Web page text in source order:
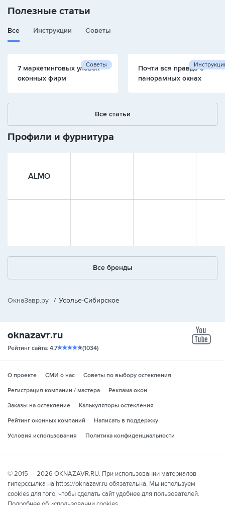
Полезные статьи
Все Инструкции Советы
Советы
7 маркетинговых уловок
оконных фирм
Почти вся правда о
панорамных окнах
Все статьи
Профили и фурнитура
ALMO
Все бренды
ОкнаЗавр.ру / Усолье-Сибирское
Рейтинг сайта: 4,7 (1034)
О проекте СМИ о нас
Советы по выбору остекления
Регистрация компании / мастера
Реклама окон
Заказы на остекление
Калькуляторы остекления
Рейтинг оконных компаний
Написать в поддержку
Условия использования
Политика конфиденциальности
© 2015 — 2026 OKNAZAVR.RU. При использовании материалов
гиперссылка на https://oknazavr.ru обязательна. Мы используем
cookies для того, чтобы сделать сайт удобнее для пользователей.